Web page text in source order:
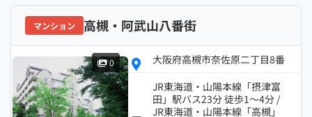
マンション 高槻・阿武山八番街
0
大阪府高槻市奈佐原二丁目8番
JR東海道・山陽本線「摂津富
田」駅バス23分 徒歩1～4分 /
JR東海道・山陽本線「高槻」